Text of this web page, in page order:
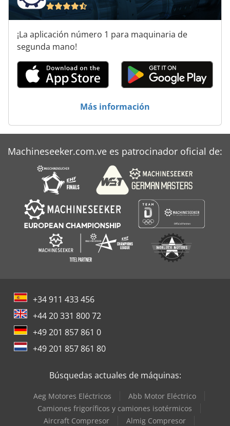
¡La aplicación número 1 para maquinaria de
segunda mano!
Más información
Machineseeker.com.ve es patrocinador oficial de:
+34 911 433 456
+44 20 331 800 72
+49 201 857 861 0
+49 201 857 861 80
Búsquedas actuales de máquinas:
Aeg Motores Eléctricos
Abb Motor Eléctrico
Camiones frigoríficos y camiones isotérmicos
Aircraft Compresor
Almig Compresor